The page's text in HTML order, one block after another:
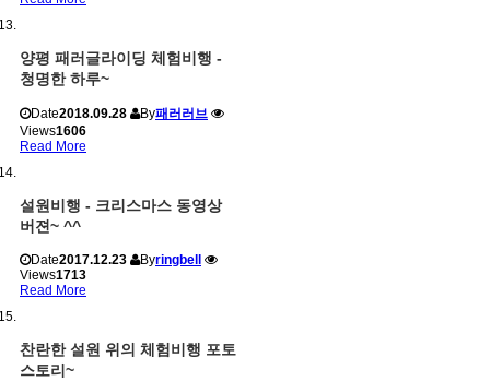
양평 패러글라이딩 체험비행 -
청명한 하루~
Date2018.09.28 By패러러브
Views1606
Read More
설원비행 - 크리스마스 동영상
버젼~ ^^
Date2017.12.23 Byringbell
Views1713
Read More
찬란한 설원 위의 체험비행 포토
스토리~